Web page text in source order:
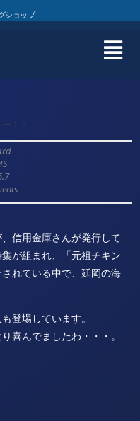
ショップ
！？
信用金庫さんが発行して
が組まれ、「元祖チキン
れている中で、延岡の海
登場しています。
喜んでましたわ・・・。